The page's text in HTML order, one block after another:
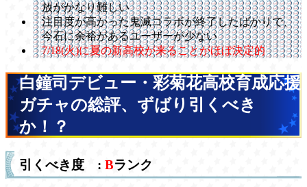
放がかなり難しい
注目度が高かった鬼滅コラボが終了したばかりで、
今石に余裕があるユーザーが少ない
7/18(火)に夏の新高校が来ることがほぼ決定的
白鐘司デビュー・彩菊花高校育成応援
ガチャの総評、ずばり引くべき
か！？
引くべき度 : Bランク